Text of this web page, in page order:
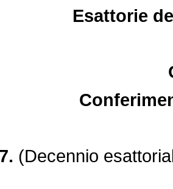
Esattorie
(Decennio